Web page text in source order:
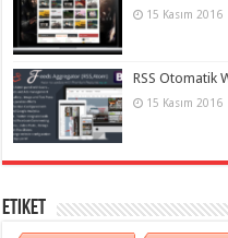
15 Kasım 2016
RSS Otomatik
15 Kasım 2016
Etiket